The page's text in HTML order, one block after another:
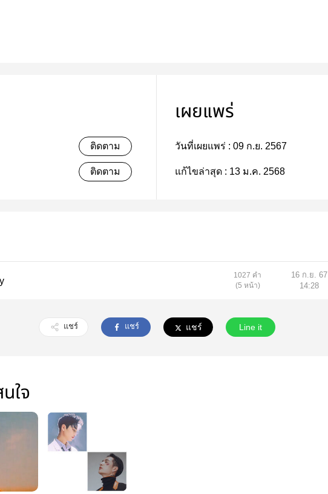
ติดตาม
ติดตาม
เผยแพร่
วันที่เผยแพร่ : 09 ก.ย. 2567
แก้ไขล่าสุด : 13 ม.ค. 2568
1027 คำ
(5 หน้า)
16 ก.ย. 67
14:28
แชร์ แชร์ แชร์ Line it
ใจ